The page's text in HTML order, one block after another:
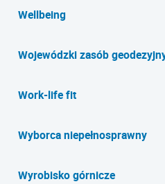
Wellbeing
Wojewódzki zasób
Work-life fit
Wyborca niepełnosprawny
Wyrobisko górnicze